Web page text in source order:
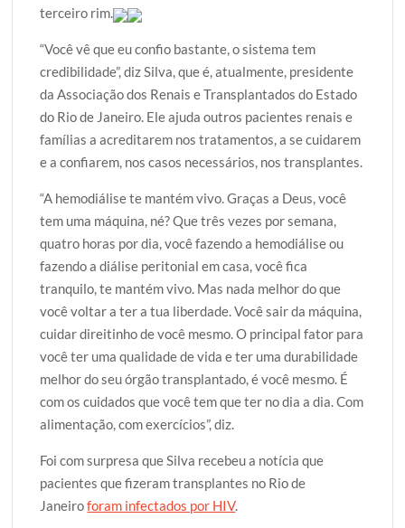
terceiro rim.
“Você vê que eu confio bastante, o sistema tem
credibilidade”, diz Silva, que é, atualmente, presidente
da Associação dos Renais e Transplantados do Estado
do Rio de Janeiro. Ele ajuda outros pacientes renais e
famílias a acreditarem nos tratamentos, a se cuidarem
e a confiarem, nos casos necessários, nos transplantes.
“A hemodiálise te mantém vivo. Graças a Deus, você
tem uma máquina, né? Que três vezes por semana,
quatro horas por dia, você fazendo a hemodiálise ou
fazendo a diálise peritonial em casa, você fica
tranquilo, te mantém vivo. Mas nada melhor do que
você voltar a ter a tua liberdade. Você sair da máquina,
cuidar direitinho de você mesmo. O principal fator para
você ter uma qualidade de vida e ter uma durabilidade
melhor do seu órgão transplantado, é você mesmo. É
com os cuidados que você tem que ter no dia a dia. Com
alimentação, com exercícios”, diz.
Foi com surpresa que Silva recebeu a notícia que
pacientes que fizeram transplantes no Rio de
Janeiroforam infectados por HIV.